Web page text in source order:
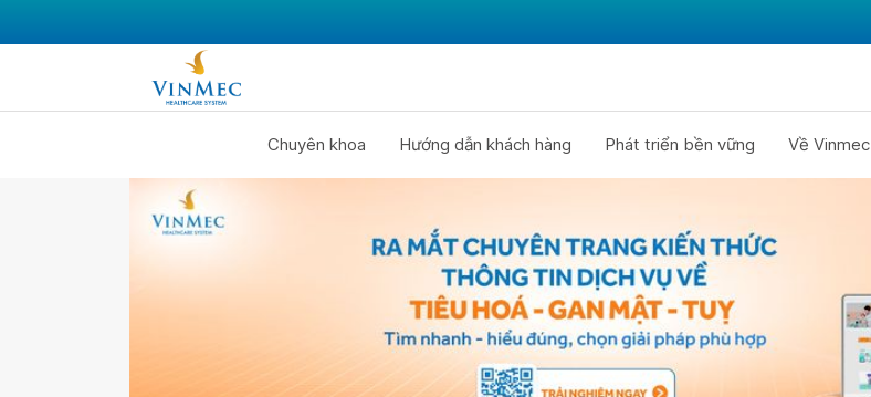
Chuyên khoa Hướng dẫn khách hàng Phát triển bền vững Về Vinmec